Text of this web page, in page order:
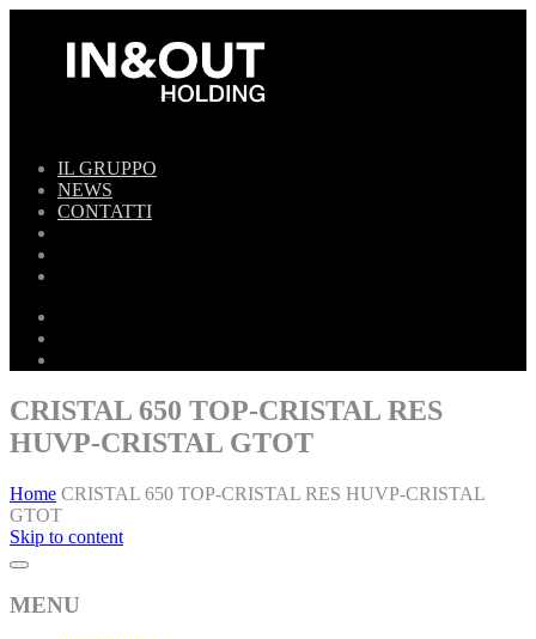
IL GRUPPO
NEWS
CONTATTI
CRISTAL 650 TOP-CRISTAL RES
HUVP-CRISTAL GTOT
Home CRISTAL 650 TOP-CRISTAL RES HUVP-CRISTAL
GTOT
Skip to content
MENU